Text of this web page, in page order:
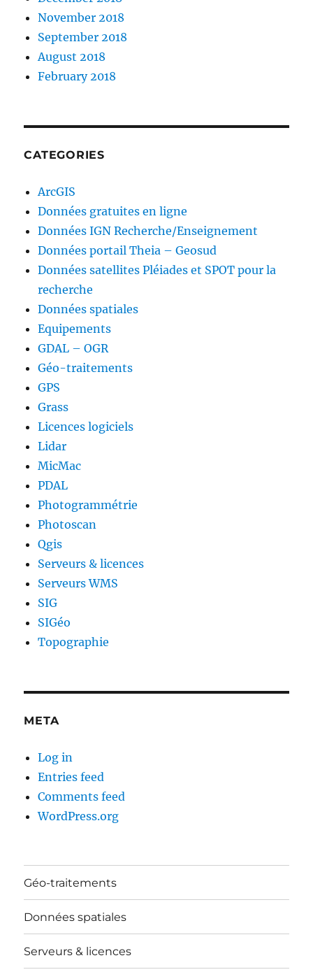
November 2018
September 2018
August 2018
February 2018
CATEGORIES
ArcGIS
Données gratuites en ligne
Données IGN Recherche/Enseignement
Données portail Theia – Geosud
Données satellites Pléiades et SPOT pour la
recherche
Données spatiales
Equipements
GDAL – OGR
Géo-traitements
GPS
Grass
Licences logiciels
Lidar
MicMac
PDAL
Photogrammétrie
Photoscan
Qgis
Serveurs & licences
Serveurs WMS
SIG
SIGéo
Topographie
META
Log in
Entries feed
Comments feed
WordPress.org
Géo-traitements
Données spatiales
Serveurs & licences